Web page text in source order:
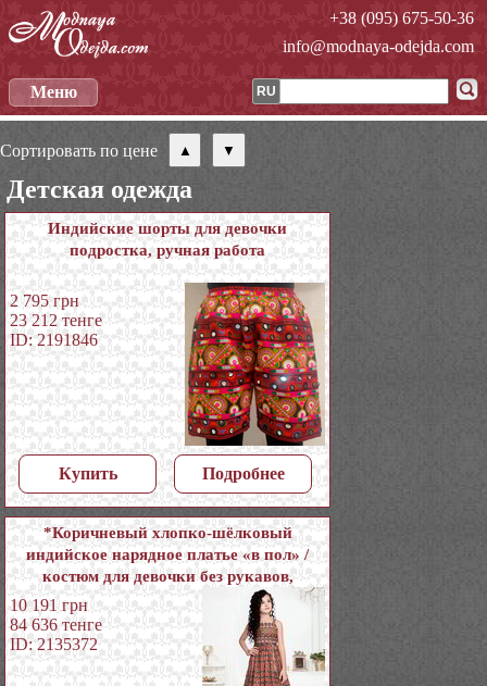
+38 (095) 675-50-36
info@modnaya-odejda.com
RU
Меню
Сортировать по цене
Детская одежда
Индийские шорты для девочки
подростка, ручная работа
2 795 грн
23 212 тенге
ID: 2191846
Купить Подробнее
*Коричневый хлопко-шёлковый
индийское нарядное платье «в пол» /
костюм для девочки без рукавов,
украшенный печатным рисунком
10 191 грн
84 636 тенге
ID: 2135372